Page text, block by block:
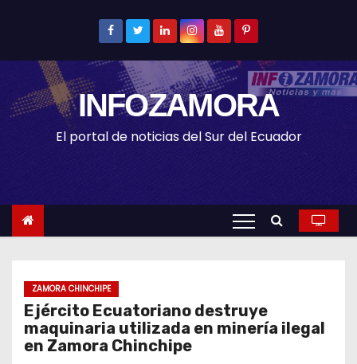
t
e
INFOZAMORA
El portal de noticias del Sur del Ecuador
ZAMORA CHINCHIPE
Ejército Ecuatoriano destruye
maquinaria utilizada en minería ilegal
en Zamora Chinchipe